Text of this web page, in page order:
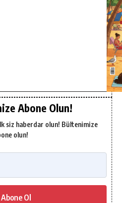
Abone Olun!
siz haberdar olun! Bültenimize
olun!
Abone Ol